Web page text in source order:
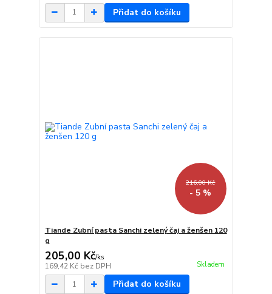
Přidat do košíku
216,00 Kč
- 5 %
Tiande Zubní pasta Sanchi zelený čaj a ženšen 120
g
205,00 Kč/ks
169,42 Kč bez DPH Skladem
Přidat do košíku